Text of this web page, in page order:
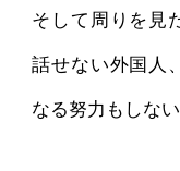
そして周りを見
話せない外国人
なる努力もしな